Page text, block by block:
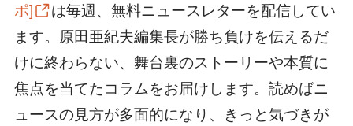
ポ]
は毎週、無料ニュースレターを配信してい
ます。原田亜紀夫編集長が勝ち負けを伝えるだ
けに終わらない、舞台裏のストーリーや本質に
焦点を当てたコラムをお届けします。読めばニ
ュースの見方が多面的になり、きっと気づきが